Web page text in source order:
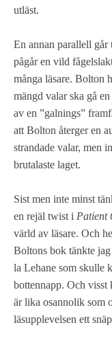
utläst.
En annan parallell går
pågår en vild
många läsare. Bolton
mängd valar ska gå
av en ”galnings”
att Bolton återger en
strandade valar, men
brutalaste laget.
Sist men inte minst
en rejäl twist i Patient
värld av läsare. Och
Boltons bok tänkte
la Lehane som skulle
bottennapp. Och
är lika osannolik som
läsupplevelsen ett